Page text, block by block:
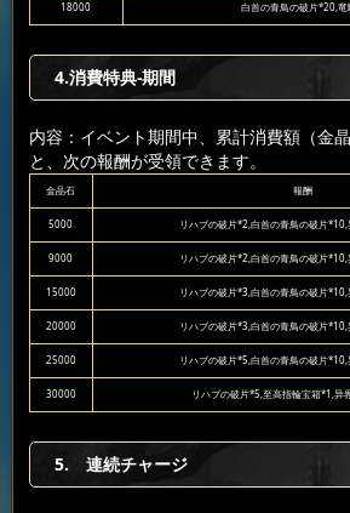
18000 白首の青鳥の破片*20,
4.消費特典-期間
内容：イベント期間中、累計消費額（金
と、次の報酬が受領できます。
金晶石 報酬
5000 リハブの破片*2,白首の青鳥の破片*10,
9000 リハブの破片*2,白首の青鳥の破片*10,
15000 リハブの破片*3,白首の青鳥の破片
20000 リハブの破片*3,白首の青鳥の破片
25000 リハブの破片*5,白首の青鳥の破片
30000 リハブの破片*5,至高指輪宝箱*1,异
5. 連続チャージ